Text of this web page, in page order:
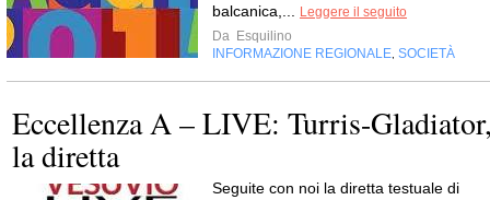
balcanica,... Leggere il seguito
Da Esquilino
INFORMAZIONE REGIONALE, SOCIETÀ
Eccellenza A – LIVE: Turris-
la diretta
Seguite con noi la diretta testuale di